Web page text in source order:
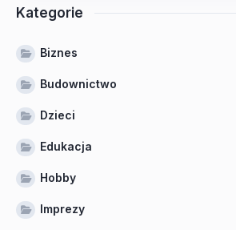
Kategorie
Biznes
Budownictwo
Dzieci
Edukacja
Hobby
Imprezy